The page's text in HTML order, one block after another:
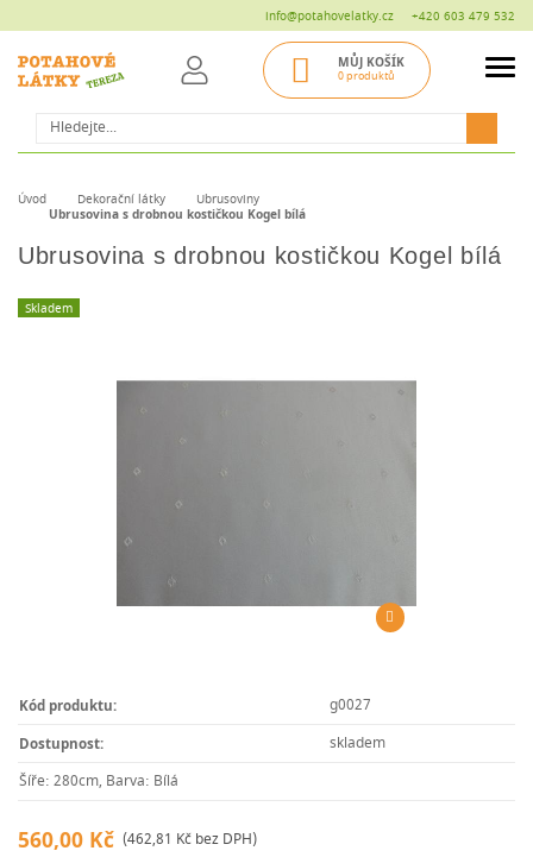
info@potahovelatky.cz +420 603 479 532
Hledat
MŮJ KOŠÍK
0 produktů
Úvod Dekorační látky Ubrusoviny
Ubrusovina s drobnou kostičkou Kogel bílá
Ubrusovina s drobnou kostičkou Kogel bílá
Skladem
Kód produktu: g0027
Dostupnost:
skladem
Šíře: 280cm, Barva: Bílá
560,00 Kč (462,81 Kč bez DPH)